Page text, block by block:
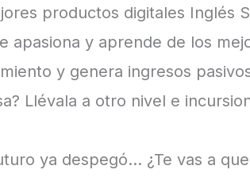
productos digitales Inglés
apasiona y aprende de los
y genera ingresos
Llévala a otro nivel e
ya despegó… ¿Te vas a